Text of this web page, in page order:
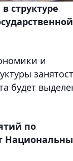
структуре
и
будет
по